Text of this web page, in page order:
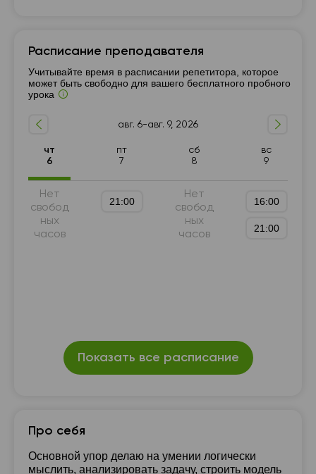
7 - 9-й класс Подготовка к НМТ (ЗНО)
Университетские курсы 10 - 11-й класс
Расписание преподавателя
Учитывайте время в расписании репетитора, которое
может быть свободно для вашего бесплатного пробного
урока
авг. 6-авг. 9, 2026
чт
6
пт
7
сб
8
вс
9
Нет
свобод
ных
часов
21:00
Нет
свобод
ных
часов
16:00
21:00
Показать все расписание
Про себя
Основной упор делаю на умении логически
мыслить, анализировать задачу, строить модель